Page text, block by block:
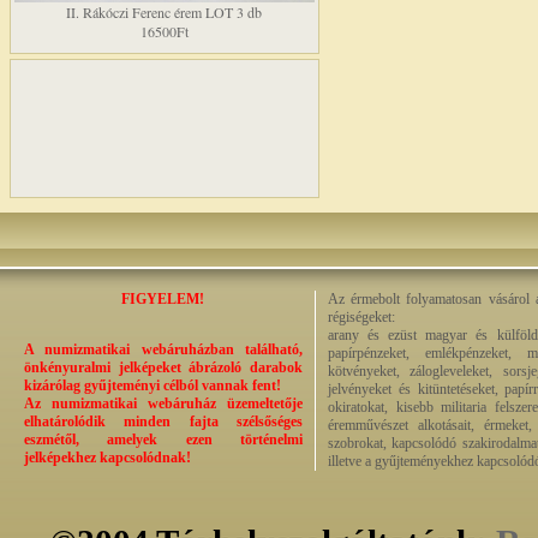
II. Rákóczi Ferenc érem LOT 3 db
16500Ft
FIGYELEM!
A numizmatikai webáruházban található,
önkényuralmi jelképeket ábrázoló darabok
kizárólag gyűjteményi célból vannak fent!
Az numizmatikai webáruház üzemeltetője
elhatárolódik minden fajta szélsőséges
eszmétől, amelyek ezen történelmi
jelképekhez kapcsolódnak!
Az érmebolt folyamatosan vásárol
régiségeket:
arany és ezüst magyar és
papírpénzeket, emlékpénzeket,
kötvényeket, zálogleveleket,
jelvényeket és kitüntetéseket,
okiratokat, kisebb militaria
éremművészet alkotásait,
szobrokat, kapcsolódó
illetve a gyűjteményekhez